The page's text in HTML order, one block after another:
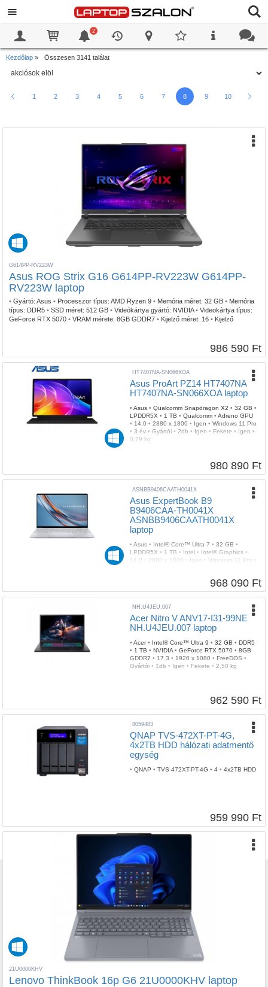
2
Kezdőlap » Összesen 3141 találat
1 2 3 4 5 6 7 8 9 10
G614PP-RV223W
Asus ROG Strix G16 G614PP-RV223W G614PP-
RV223W laptop
• Gyártó: Asus • Processzor típus: AMD Ryzen 9 • Memória méret: 32 GB • Memória
típus: DDR5 • SSD méret: 512 GB • Videókártya gyártó: NVIDIA • Videokártya típus:
GeForce RTX 5070 • VRAM mérete: 8GB GDDR7 • Kijelző méret: 16 • Kijelző
986 590 Ft
HT7407NA-SN066XOA
Asus ProArt PZ14 HT7407NA
HT7407NA-SN066XOA laptop
• Asus • Qualcomm Snapdragon X2 • 32 GB •
LPDDR5X • 1 TB • Qualcomm • Adreno GPU
• 14.0 • 2880 x 1800 • Igen • Windows 11 Pro
• 3 év • Gyártói • 2db • Igen • Fekete • Igen •
0,79 kg
980 890 Ft
ASNBB9406CAATH0041X
Asus ExpertBook B9
B9406CAA-TH0041X
ASNBB9406CAATH0041X
laptop
• Asus • Intel® Core™ Ultra 7 • 32 GB •
LPDDR5X • 1 TB • Intel • Intel® Graphics •
14.0
2880 x 1800 Igen Windows 11 Pro
968 090 Ft
NH.U4JEU.007
Acer Nitro V ANV17-I31-99NE
NH.U4JEU.007 laptop
• Acer • Intel® Core™ Ultra 9 • 32 GB • DDR5
• 1 TB • NVIDIA • GeForce RTX 5070 • 8GB
GDDR7 • 17.3 • 1920 x 1080 • FreeDOS •
Gyártói • 1db • Igen • Fekete • 2,50 kg
962 590 Ft
8059483
QNAP TVS-472XT-PT-4G,
4x2TB HDD hálózati adatmentő
egység
• QNAP • TVS-472XT-PT-4G • 4 • 4x2TB HDD
959 990 Ft
21U0000KHV
Lenovo ThinkBook 16p G6 21U0000KHV laptop